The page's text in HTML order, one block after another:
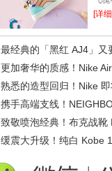
色，
游
[详
最经典的「黑红 AJ4」又
次曝光！
更加奢华的质感！Nike
色曝光！
熟悉的造型回归！Nike
战靴！
携手高端支线！
新鞋即将发售
致敬喷泡经典！布克战靴
配色
缓震大升级！纯白 Kobe